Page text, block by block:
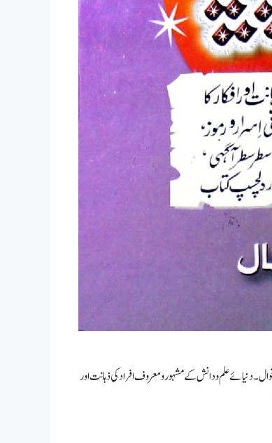
و اقوال۔ دنیائے علم و دانش کے مشہور و معروف افراد کی ذہانت اور